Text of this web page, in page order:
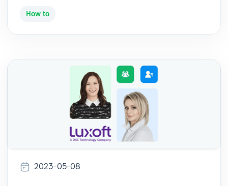
How to
2023-05-08